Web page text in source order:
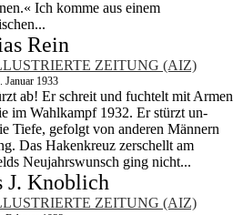
Ich komme aus einem
Rein
ZEITUNG (AIZ)
1933
ab! Er schreit und fuchtelt mit Armen
im Wahlkampf 1932. Er stürzt un­
Tiefe, gefolgt von anderen Männern
Das Hakenkreuz zerschellt am
Neujahrswunsch ging nicht...
J. Knoblich
ZEITUNG (AIZ)